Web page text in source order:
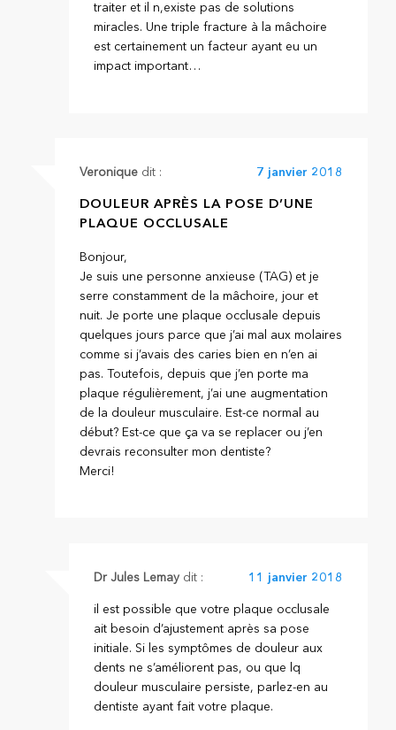
traiter et il n,existe pas de solutions
miracles. Une triple fracture à la mâchoire
est certainement un facteur ayant eu un
impact important…
Veronique dit : 7 janvier 2018
DOULEUR APRÈS LA POSE D’UNE
PLAQUE OCCLUSALE
Bonjour,
Je suis une personne anxieuse (TAG) et je
serre constamment de la mâchoire, jour et
nuit. Je porte une plaque occlusale depuis
quelques jours parce que j’ai mal aux molaires
comme si j’avais des caries bien en n’en ai
pas. Toutefois, depuis que j’en porte ma
plaque régulièrement, j’ai une augmentation
de la douleur musculaire. Est-ce normal au
début? Est-ce que ça va se replacer ou j’en
devrais reconsulter mon dentiste?
Merci!
Dr Jules Lemay dit : 11 janvier 2018
il est possible que votre plaque occlusale
ait besoin d’ajustement après sa pose
initiale. Si les symptômes de douleur aux
dents ne s’améliorent pas, ou que lq
douleur musculaire persiste, parlez-en au
dentiste ayant fait votre plaque.